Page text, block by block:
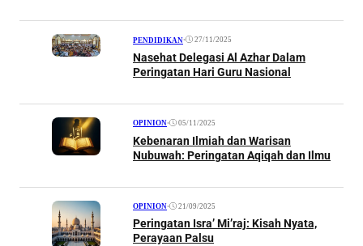
PENDIDIKAN• 27/11/2025
Nasehat Delegasi Al Azhar Dalam
Peringatan Hari Guru Nasional
OPINION• 05/11/2025
Kebenaran Ilmiah dan Warisan
Nubuwah: Peringatan Aqiqah dan Ilmu
OPINION• 21/09/2025
Peringatan Isra’ Mi’raj: Kisah Nyata,
Perayaan Palsu